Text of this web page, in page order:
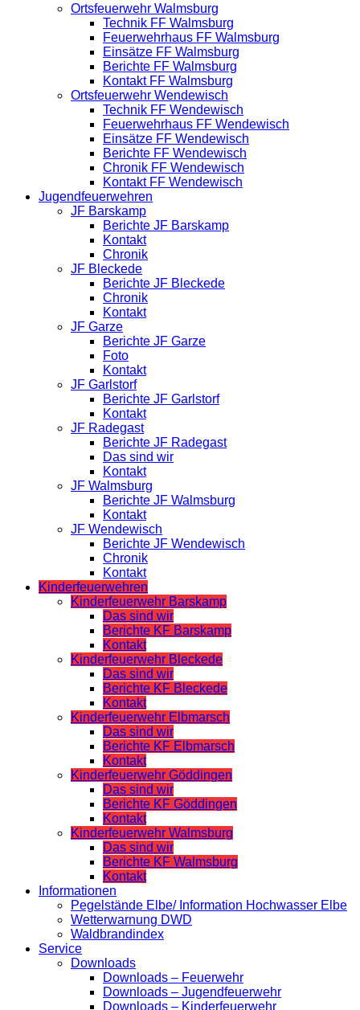
Ortsfeuerwehr Walmsburg
Technik FF Walmsburg
Feuerwehrhaus FF Walmsburg
Einsätze FF Walmsburg
Berichte FF Walmsburg
Kontakt FF Walmsburg
Ortsfeuerwehr Wendewisch
Technik FF Wendewisch
Feuerwehrhaus FF Wendewisch
Einsätze FF Wendewisch
Berichte FF Wendewisch
Chronik FF Wendewisch
Kontakt FF Wendewisch
Jugendfeuerwehren
JF Barskamp
Berichte JF Barskamp
Kontakt
Chronik
JF Bleckede
Berichte JF Bleckede
Chronik
Kontakt
JF Garze
Berichte JF Garze
Foto
Kontakt
JF Garlstorf
Berichte JF Garlstorf
Kontakt
JF Radegast
Berichte JF Radegast
Das sind wir
Kontakt
JF Walmsburg
Berichte JF Walmsburg
Kontakt
JF Wendewisch
Berichte JF Wendewisch
Chronik
Kontakt
Kinderfeuerwehren
Kinderfeuerwehr Barskamp
Das sind wir
Berichte KF Barskamp
Kontakt
Kinderfeuerwehr Bleckede
Das sind wir
Berichte KF Bleckede
Kontakt
Kinderfeuerwehr Elbmarsch
Das sind wir
Berichte KF Elbmarsch
Kontakt
Kinderfeuerwehr Göddingen
Das sind wir
Berichte KF Göddingen
Kontakt
Kinderfeuerwehr Walmsburg
Das sind wir
Berichte KF Walmsburg
Kontakt
Informationen
Pegelstände Elbe/ Information Hochwasser Elbe
Wetterwarnung DWD
Waldbrandindex
Service
Downloads
Downloads – Feuerwehr
Downloads – Jugendfeuerwehr
Downloads – Kinderfeuerwehr